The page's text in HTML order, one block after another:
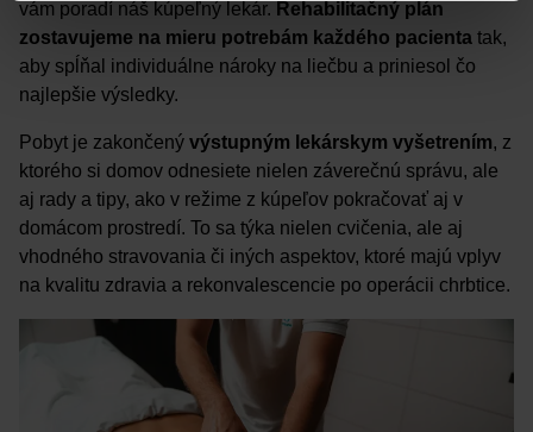
vám poradí náš kúpeľný lekár. Rehabilitačný plán
zostavujeme na mieru potrebám každého pacienta tak,
aby spĺňal individuálne nároky na liečbu a priniesol čo
najlepšie výsledky.
Pobyt je zakončený výstupným lekárskym vyšetrením, z
ktorého si domov odnesiete nielen záverečnú správu, ale
aj rady a tipy, ako v režime z kúpeľov pokračovať aj v
domácom prostredí. To sa týka nielen cvičenia, ale aj
vhodného stravovania či iných aspektov, ktoré majú vplyv
na kvalitu zdravia a rekonvalescencie po operácii chrbtice.